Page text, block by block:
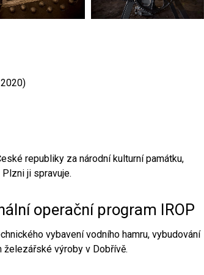
republiky za národní kulturní památku,
ji spravuje.
operační program IROP
vybavení vodního hamru, vybudování
výroby v Dobřívě.